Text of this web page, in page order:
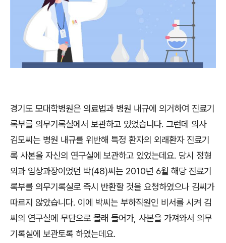
경기도 모대학병원은 의료법과 병원 내규에 의거하여 진료기
록부를 의무기록실에서 보관하고 있었습니다. 그런데 의사
김모씨는 병원 내규를 위반해 특정 환자의 외래환자 진료기
록 사본을 자신의 연구실에 보관하고 있었는데요. 당시 정형
외과 임상과장이었던 박(48)씨는 2010년 6월 해당 진료기
록부를 의무기록실로 즉시 반환할 것을 요청하였으나 김씨가
따르지 않았습니다. 이에 박씨는 부하직원인 비서를 시켜 김
씨의 연구실에 무단으로 몰래 들어가, 사본을 가져와서 의무
기록실에 보관토록 하였는데요.